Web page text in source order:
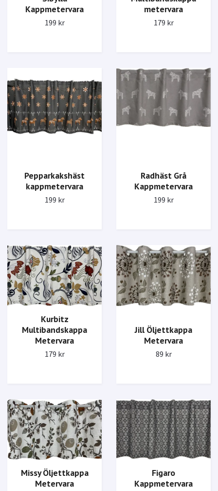
Kappmetervara
199 kr
metervara
179 kr
Pepparkakshäst
kappmetervara
199 kr
Radhäst Grå
Kappmetervara
199 kr
Kurbitz
Multibandskappa
Metervara
179 kr
Jill Öljettkappa
Metervara
89 kr
Missy Öljettkappa
Metervara
Figaro
Kappmetervara